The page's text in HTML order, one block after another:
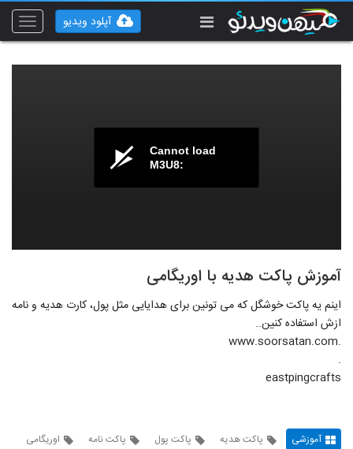
Toggle
آپلود ویدیو
Cannot load
M3U8:
آموزش پاکت هدیه با اوریگامی
اینم یه پاکت خوشگل که می تونین برای هدایایی مثل پول، کارت هدیه و نامه
ازش استفاده کنین..
.www.soorsatan.com
.
eastpingcrafts
آموزشی پاکت هدیه پاکت پول پاکت نامه
اوریگامی